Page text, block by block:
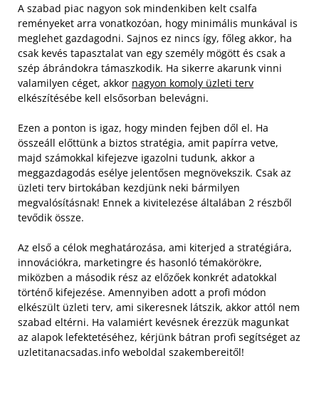
A szabad piac nagyon sok mindenkiben kelt csalfa
reményeket arra vonatkozóan, hogy minimális munkával is
meglehet gazdagodni. Sajnos ez nincs így, főleg akkor, ha
csak kevés tapasztalat van egy személy mögött és csak a
szép ábrándokra támaszkodik. Ha sikerre akarunk vinni
valamilyen céget, akkor nagyon komoly üzleti terv
elkészítésébe kell elsősorban belevágni.
Ezen a ponton is igaz, hogy minden fejben dől el. Ha
összeáll előttünk a biztos stratégia, amit papírra vetve,
majd számokkal kifejezve igazolni tudunk, akkor a
meggazdagodás esélye jelentősen megnövekszik. Csak az
üzleti terv birtokában kezdjünk neki bármilyen
megvalósításnak! Ennek a kivitelezése általában 2 részből
tevődik össze.
Az első a célok meghatározása, ami kiterjed a stratégiára,
innovációkra, marketingre és hasonló témakörökre,
miközben a második rész az előzőek konkrét adatokkal
történő kifejezése. Amennyiben adott a profi módon
elkészült üzleti terv, ami sikeresnek látszik, akkor attól nem
szabad eltérni. Ha valamiért kevésnek érezzük magunkat
az alapok lefektetéséhez, kérjünk bátran profi segítséget az
uzletitanacsadas.info weboldal szakembereitől!